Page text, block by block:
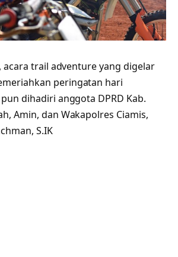
acara trail adventure yang digelar
peringatan hari
dihadiri anggota DPRD Kab.
Amin, dan Wakapolres Ciamis,
S.IK